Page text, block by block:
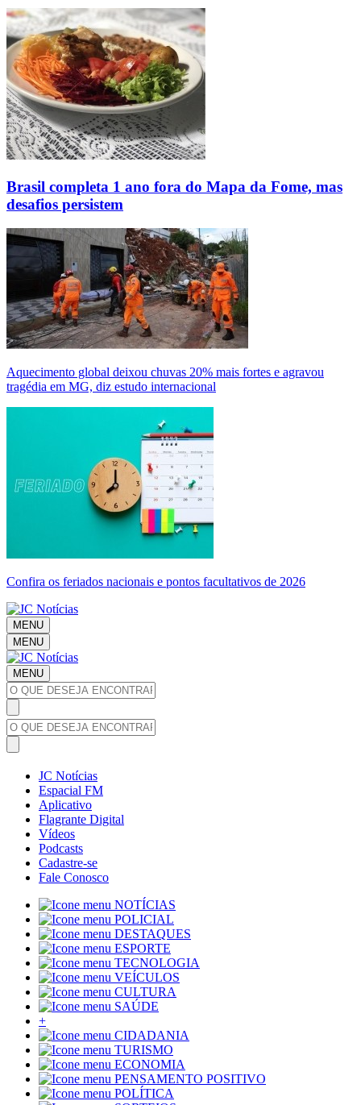
Brasil completa 1 ano fora do Mapa da Fome, mas
desafios persistem
Aquecimento global deixou chuvas 20% mais fortes e agravou
tragédia em MG, diz estudo internacional
Confira os feriados nacionais e pontos facultativos de 2026
MENU
MENU
MENU
JC Notícias
Espacial FM
Aplicativo
Flagrante Digital
Vídeos
Podcasts
Cadastre-se
Fale Conosco
NOTÍCIAS
POLICIAL
DESTAQUES
ESPORTE
TECNOLOGIA
VEÍCULOS
CULTURA
SAÚDE
+
CIDADANIA
TURISMO
ECONOMIA
PENSAMENTO POSITIVO
POLÍTICA